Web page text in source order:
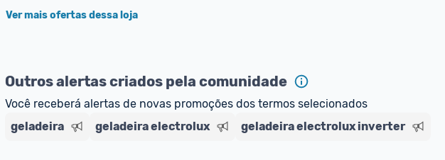
Ver mais ofertas dessa loja
Outros alertas criados pela comunidade
Você receberá alertas de novas promoções dos termos selecionados
geladeira
geladeira electrolux geladeira electrolux inverter